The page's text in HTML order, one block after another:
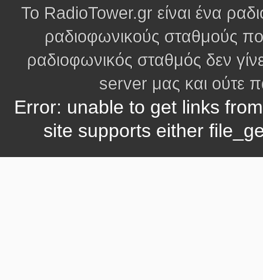
Το RadioTower.gr είναι ένα
ραδιοφωνικούς σταθμούς
ραδιοφωνικός σταθμός δεν
server μας και ούτε
Error: unable to get links
site supports either